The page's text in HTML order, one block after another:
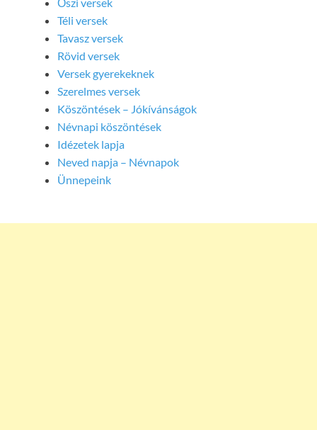
Téli versek
Tavasz versek
Rövid versek
Versek gyerekeknek
Szerelmes versek
Köszöntések – Jókívánságok
Névnapi köszöntések
Idézetek lapja
Neved napja – Névnapok
Ünnepeink